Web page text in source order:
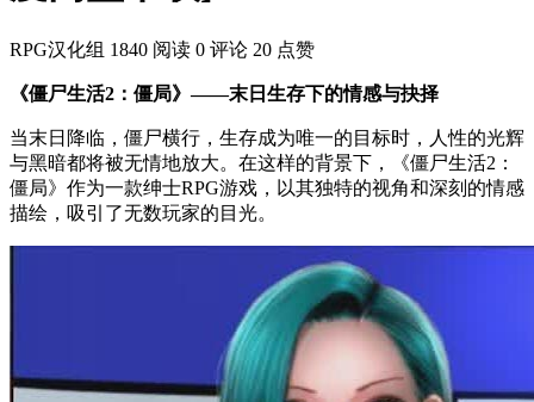
RPG汉化组 1840 阅读 0 评论 20 点赞
《僵尸生活2：僵局》——末日生存下的情感与抉择
当末日降临，僵尸横行，生存成为唯一的目标时，人性的光辉
与黑暗都将被无情地放大。在这样的背景下，《僵尸生活2：
僵局》作为一款绅士RPG游戏，以其独特的视角和深刻的情感
描绘，吸引了无数玩家的目光。